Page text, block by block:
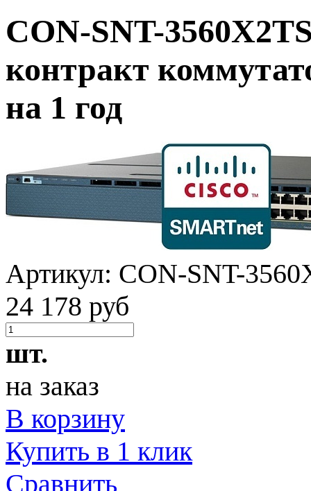
CON-SNT-
контракт
на 1 год
Артикул: CON-SNT-
24 178 руб
шт.
на заказ
В корзину
Купить в 1 клик
Сравнить